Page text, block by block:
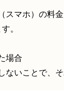
マホ）の料
。
場合
いことで、